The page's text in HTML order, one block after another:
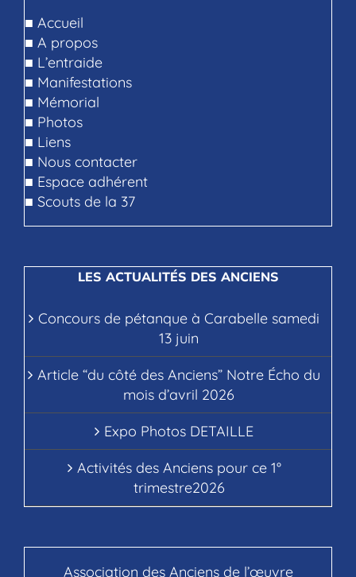
■ Accueil
■ A propos
■ L’entraide
■ Manifestations
■ Mémorial
■ Photos
■ Liens
■ Nous contacter
■ Espace adhérent
■ Scouts de la 37
LES ACTUALITÉS DES ANCIENS
Concours de pétanque à Carabelle samedi
13 juin
Article “du côté des Anciens” Notre Écho du
mois d’avril 2026
Expo Photos DETAILLE
Activités des Anciens pour ce 1°
trimestre2026
Association des Anciens de l’œuvre